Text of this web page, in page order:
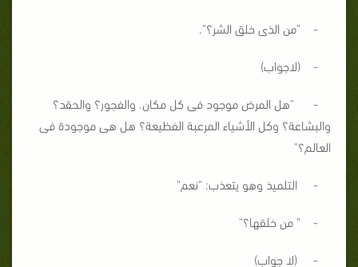
- "من الذى خلق الشر؟".
- (لاجواب)
- "هل المرض موجود فى كل مكان. والفجور؟ والحقد؟
والبشاعة؟ وكل الأشياء المرعبة الفظيعة؟ هل هى موجودة فى
العالم؟"
- التلميذ وهو يتعذب: "نعم"
- " من خلقها؟"
- (لا جواب)